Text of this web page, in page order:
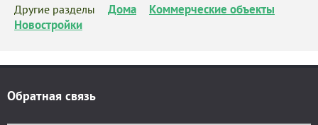
Другие разделы Дома
Коммерческие объекты
Новостройки
Обратная связь